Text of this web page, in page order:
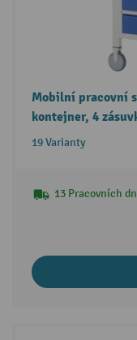
Mobilní pracovní
kontejner, 4
19 Varianty
13 Pracovních